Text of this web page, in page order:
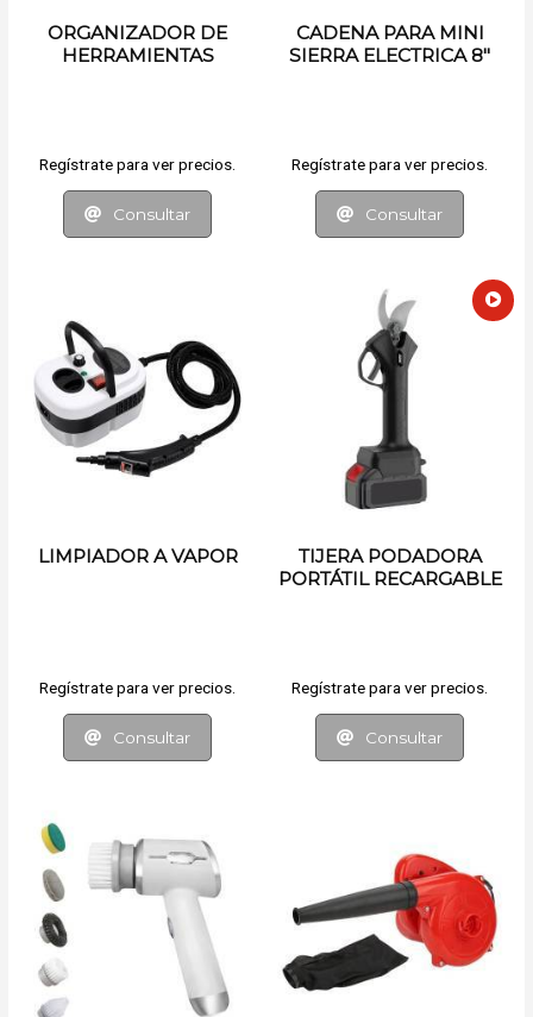
ORGANIZADOR DE
HERRAMIENTAS
Regístrate para ver precios.
Consultar
CADENA PARA MINI
SIERRA ELECTRICA 8"
Regístrate para ver precios.
Consultar
LIMPIADOR A VAPOR
Regístrate para ver precios.
Consultar
TIJERA PODADORA
PORTÁTIL RECARGABLE
Regístrate para ver precios.
Consultar